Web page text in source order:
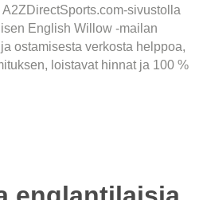
sivustolla
English Willow -mailan
ostamisesta verkosta helppoa,
loistavat hinnat ja 100 %